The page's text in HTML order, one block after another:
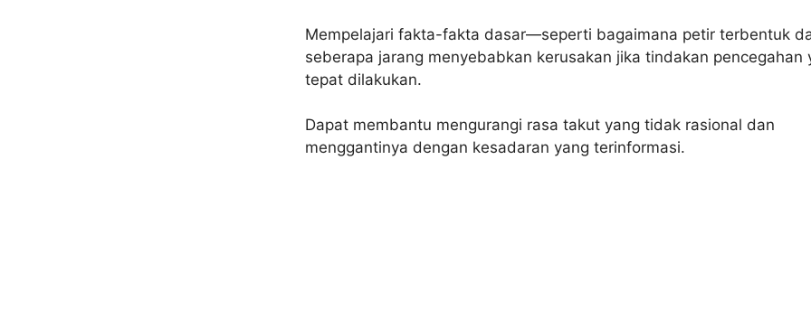
Mempelajari fakta-fakta dasar—seperti bagaimana petir terbentuk
seberapa jarang menyebabkan kerusakan jika tindakan pencegahan
tepat dilakukan.
Dapat membantu mengurangi rasa takut yang tidak rasional dan
menggantinya dengan kesadaran yang terinformasi.